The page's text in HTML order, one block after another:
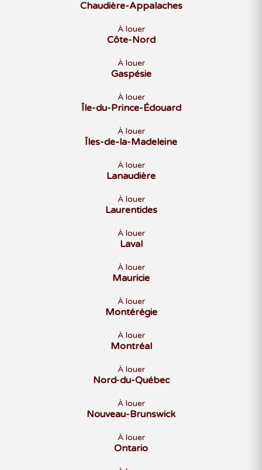
Chaudière-Appalaches
À louer
Côte-Nord
À louer
Gaspésie
À louer
Île-du-Prince-Édouard
À louer
Îles-de-la-Madeleine
À louer
Lanaudière
À louer
Laurentides
À louer
Laval
À louer
Mauricie
À louer
Montérégie
À louer
Montréal
À louer
Nord-du-Québec
À louer
Nouveau-Brunswick
À louer
Ontario